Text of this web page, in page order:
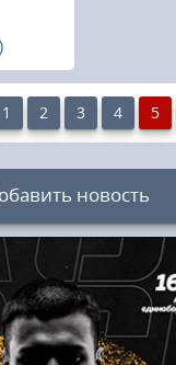
1 2 3 4 5
новость
Авторизация
Логин: